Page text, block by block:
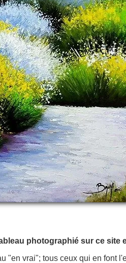
photographié sur ce
"en vrai"; tous ceux qui en font